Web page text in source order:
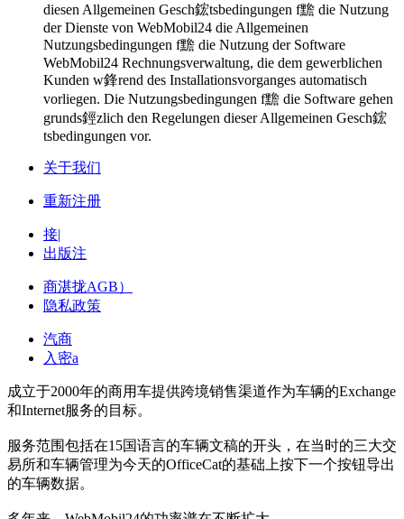
diesen Allgemeinen Gesch鋐tsbedingungen f黵 die Nutzung
der Dienste von WebMobil24 die Allgemeinen
Nutzungsbedingungen f黵 die Nutzung der Software
WebMobil24 Rechnungsverwaltung, die dem gewerblichen
Kunden w鋒rend des Installationsvorganges automatisch
vorliegen. Die Nutzungsbedingungen f黵 die Software gehen
grunds鋞zlich den Regelungen dieser Allgemeinen Gesch鋐
tsbedingungen vor.
关于我们
重新注册
接|
出版注
商湛拢AGB）
隐私政策
汽商
入密a
成立于2000年的商用车提供跨境销售渠道作为车辆的Exchange
和Internet服务的目标。
服务范围包括在15国语言的车辆文稿的开头，在当时的三大交
易所和车辆管理为今天的OfficeCat的基础上按下一个按钮导出
的车辆数据。